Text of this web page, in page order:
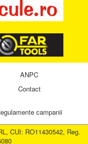
ANPC
Contact
campanii
CUI: RO11430542, Reg.